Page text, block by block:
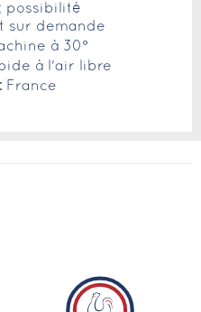
possibilité
sur demande
à 30°
à l'air libre
France